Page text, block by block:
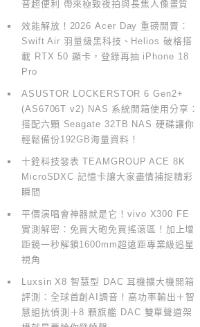
音超便利 帶來極致夜拍與長焦人像畫質
效能解放！2026 Acer Day 重磅開賣：
Swift Air 羽量級黑科技、Helios 破格搭
載 RTX 50 顯卡，登錄再抽 iPhone 18
Pro
ASUSTOR LOCKERSTOR 6 Gen2+
(AS6706T v2) NAS 系統開箱使用分享：
搭配六顆 Seagate 32TB NAS 硬碟讓你
輕鬆備份192GB海量資料！
十銓科技發表 TEAMGROUP ACE 8K
MicroSDXC 記憶卡讓大家盡情捕捉精彩
瞬間
平價演唱會神器就是它！vivo X300 FE
實測解密：免買大砲免買搖滾區！加上增
距鏡一秒解鎖1600mm超遠距專業級追星
視角
Luxsin X8 智慧型 DAC 耳機擴大機開箱
評測：全球首創AI調音！高功率輸出＋智
慧組抗偵測＋8 顆旗艦 DAC 雙單聲道架